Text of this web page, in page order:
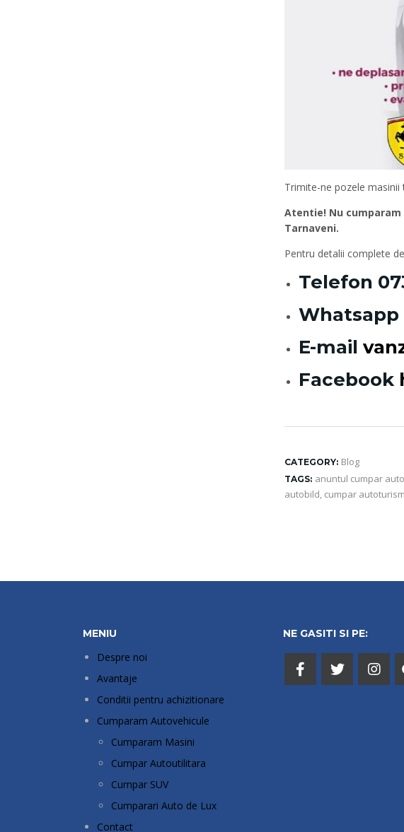
Trimite-ne pozele
Atentie! Nu
Tarnaveni.
Pentru detalii complete
Telefon
Whatsapp
E-mail
Facebook
CATEGORY: Blog
TAGS: anuntul cumpar auto
autobild, cumpar autoturism
MENIU
Despre noi
Avantaje
Conditii pentru achizitionare
Cumparam Autovehicule
Cumparam Masini
Cumpar Autoutilitara
Cumpar SUV
Cumparari Auto de Lux
Contact
NE GASITI SI PE: